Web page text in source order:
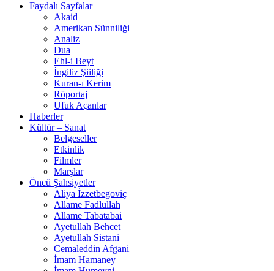
Faydalı Sayfalar
Akaid
Amerikan Sünniliği
Analiz
Dua
Ehl-i Beyt
İngiliz Şiiliği
Kuran-ı Kerim
Röportaj
Ufuk Açanlar
Haberler
Kültür – Sanat
Belgeseller
Etkinlik
Filmler
Marşlar
Öncü Şahsiyetler
Aliya İzzetbegoviç
Allame Fadlullah
Allame Tabatabai
Ayetullah Behcet
Ayetullah Sistani
Cemaleddin Afgani
İmam Hamaney